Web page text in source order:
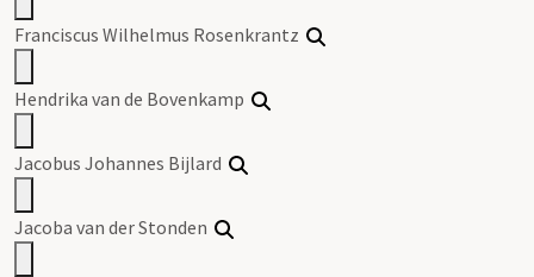
Franciscus Wilhelmus Rosenkrantz
Hendrika van de Bovenkamp
Jacobus Johannes Bijlard
Jacoba van der Stonden